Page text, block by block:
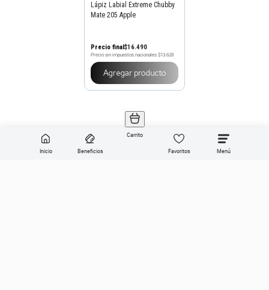
Inicio Beneficios
Carrito
Favoritos
Lápiz Labial Extreme Chubby
Mate 205 Apple
Precio final$16.490
Precio sin impuestos nacionales $13.628
Agregar producto